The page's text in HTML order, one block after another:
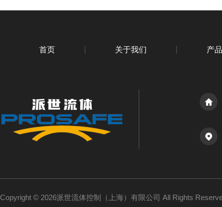
首页 关于我们 产
Copyright © 2026派世流体控制（上海）有限公司 All Rights